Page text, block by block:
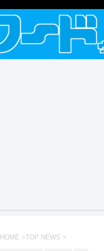
HOME >TOP NEWS >